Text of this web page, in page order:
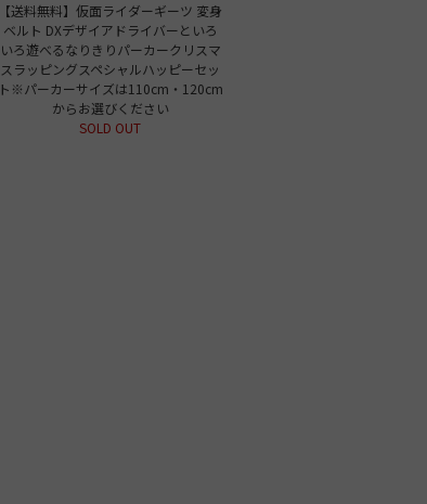
【送料無料】仮面ライダーギーツ 変身
ベルト DXデザイアドライバーといろ
いろ遊べるなりきりパーカークリスマ
スラッピングスペシャルハッピーセッ
ト※パーカーサイズは110cm・120cm
からお選びください
SOLD OUT